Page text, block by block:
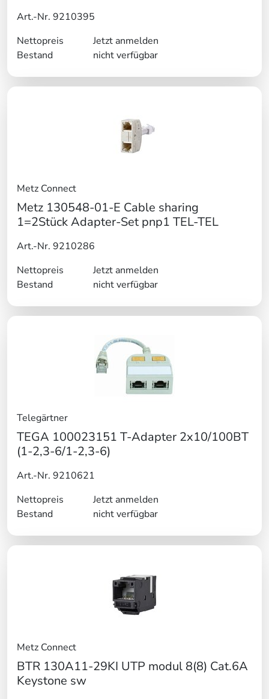
Art.-Nr. 9210395
Nettopreis
Jetzt anmelden
Bestand
nicht verfügbar
Metz Connect
Metz 130548-01-E Cable sharing
1=2Stück Adapter-Set pnp1 TEL-TEL
Art.-Nr. 9210286
Nettopreis
Jetzt anmelden
Bestand
nicht verfügbar
Telegärtner
TEGA 100023151 T-Adapter 2x10/100BT
(1-2,3-6/1-2,3-6)
Art.-Nr. 9210621
Nettopreis
Jetzt anmelden
Bestand
nicht verfügbar
Metz Connect
BTR 130A11-29KI UTP modul 8(8) Cat.6A
Keystone sw